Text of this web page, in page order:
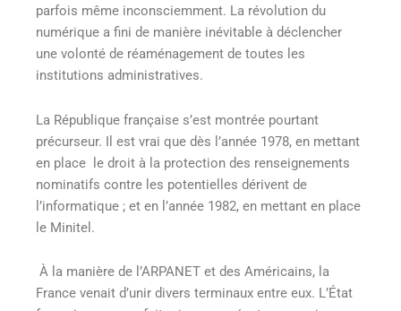
parfois même inconsciemment. La révolution du
numérique a fini de manière inévitable à déclencher
une volonté de réaménagement de toutes les
institutions administratives.
La République française s’est montrée pourtant
précurseur. Il est vrai que dès l’année 1978, en mettant
en place le droit à la protection des renseignements
nominatifs contre les potentielles dérivent de
l’informatique ; et en l’année 1982, en mettant en place
le Minitel.
À la manière de l’ARPANET et des Américains, la
France venait d’unir divers terminaux entre eux. L’État